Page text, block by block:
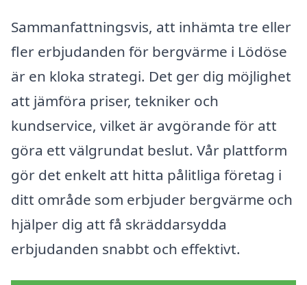
Sammanfattningsvis, att inhämta tre eller
fler erbjudanden för bergvärme i Lödöse
är en kloka strategi. Det ger dig möjlighet
att jämföra priser, tekniker och
kundservice, vilket är avgörande för att
göra ett välgrundat beslut. Vår plattform
gör det enkelt att hitta pålitliga företag i
ditt område som erbjuder bergvärme och
hjälper dig att få skräddarsydda
erbjudanden snabbt och effektivt.